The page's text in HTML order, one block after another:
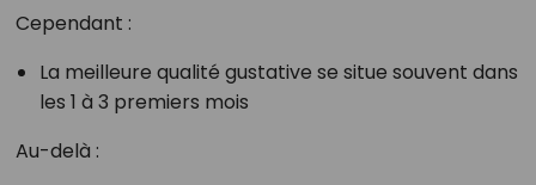
Cependant :
La meilleure qualité gustative se situe souvent dans
les 1 à 3 premiers mois
Au-delà :